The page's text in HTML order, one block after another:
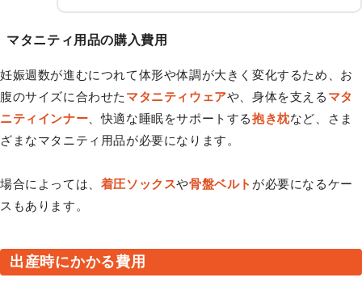
マタニティ用品の購入費用
妊娠週数が進むにつれて体形や体調が大きく変化するため、お
腹のサイズに合わせた マタニティウェアや、身体を支える マタ
ニティインナー 、快適な睡眠をサポートする抱き枕など、さま
ざまなマタニティ用品が必要になります。
場合によっては、 着圧ソックスや骨盤ベルト が必要になるケー
スもあります。
出産時にかかる費用